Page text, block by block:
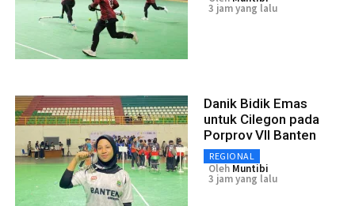
3 jam yang lalu
Danik Bidik Emas
untuk Cilegon pada
Porprov VII Banten
REGIONAL
Oleh Muntibi
3 jam yang lalu